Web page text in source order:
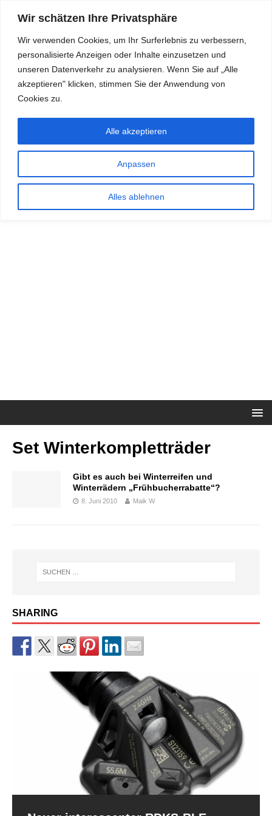
Wir schätzen Ihre Privatsphäre
Wir verwenden Cookies, um Ihr Surferlebnis zu verbessern,
personalisierte Anzeigen oder Inhalte einzusetzen und
unseren Datenverkehr zu analysieren. Wenn Sie auf „Alle
akzeptieren" klicken, stimmen Sie der Anwendung von
Cookies zu.
Anpassen
Alles ablehnen
Alle akzeptieren
RDKS.EXPERT
TESTS, EXPERTEN-TIPPS RUND UM DAS THEMA RDKS UND
Set Winterkompletträder
Gibt es auch bei Winterreifen und
Winterrädern „Frühbucherrabatte“?
8. Juni 2010 Maik W
SHARING